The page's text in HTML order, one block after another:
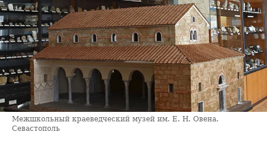
Межшкольный краеведческий музей им. Е. Н. Овена.
Севастополь